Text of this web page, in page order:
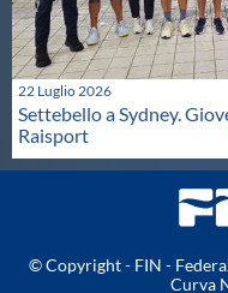
22 Luglio 2026
Settebello a Sydney.
Raisport
© Copyright - FIN -
Curva